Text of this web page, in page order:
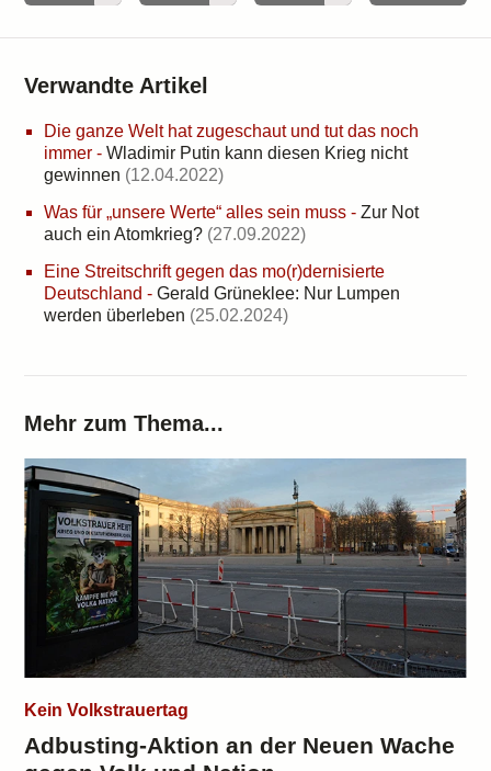
Verwandte Artikel
Die ganze Welt hat zugeschaut und tut das noch
immer - Wladimir Putin kann diesen Krieg nicht
gewinnen (12.04.2022)
Was für „unsere Werte“ alles sein muss - Zur Not
auch ein Atomkrieg? (27.09.2022)
Eine Streitschrift gegen das mo(r)dernisierte
Deutschland - Gerald Grüneklee: Nur Lumpen
werden überleben (25.02.2024)
Mehr zum Thema...
Kein Volkstrauertag
Adbusting-Aktion an der Neuen Wache